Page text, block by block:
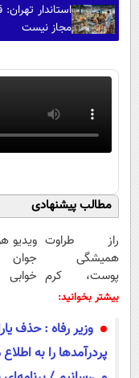
استاندار
مجاز نیست
مطالب پیشنهادی
راز طراوت
همیشگی
پوست، کرم
جوانساز جلبک
ویدیو
جوان
بیشتر بخوانید:
وزیر رفاه : حذف
پردرآمد‌ها را به